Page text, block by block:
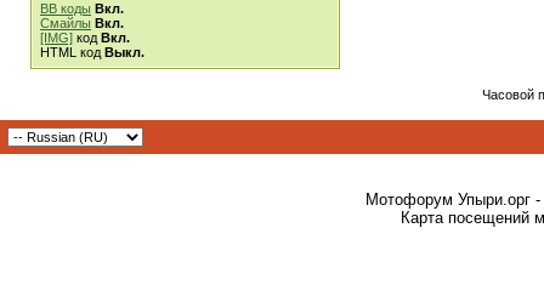
BB коды Вкл.
Смайлы Вкл.
[IMG] код Вкл.
HTML код Выкл.
Часовой
Мотофорум Упыри.орг -
Карта посещений